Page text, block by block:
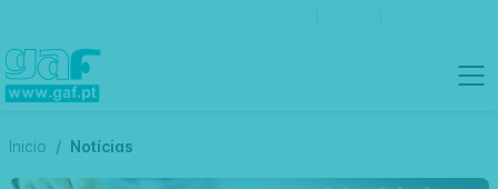
Inicio Notícias